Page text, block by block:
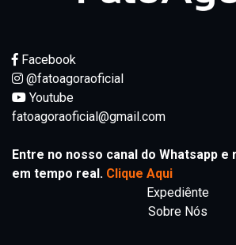
Facebook
@fatoagoraoficial
Youtube
fatoagoraoficial@gmail.com
Entre no nosso canal do Whatsapp e
em tempo real. Clique Aqui
Expediênte
Sobre Nós